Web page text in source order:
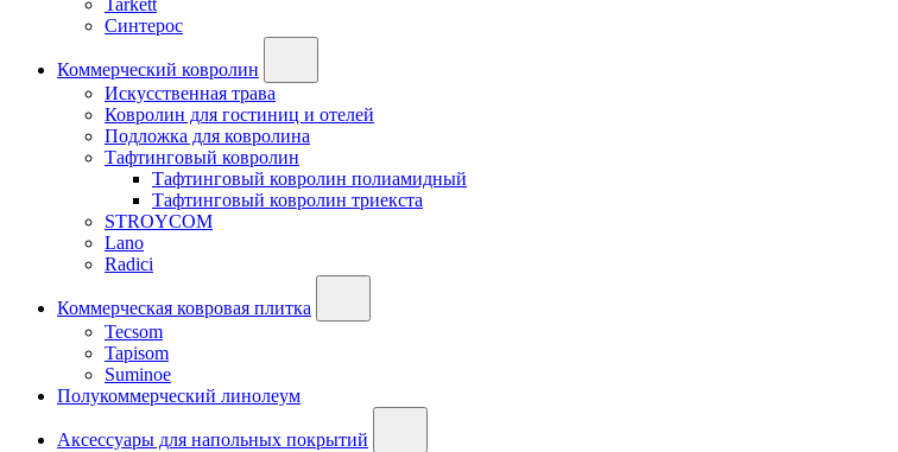
Tarkett
Синтерос
Коммерческий ковролин
Искусственная трава
Ковролин для гостиниц и отелей
Подложка для ковролина
Тафтинговый ковролин
Тафтинговый ковролин полиамидный
Тафтинговый ковролин триекста
STROYCOM
Lano
Radici
Коммерческая ковровая плитка
Tecsom
Tapisom
Suminoe
Полукоммерческий линолеум
Аксессуары для напольных покрытий